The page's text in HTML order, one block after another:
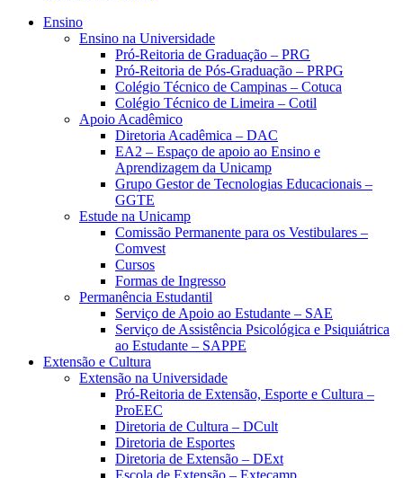
Ensino
Ensino na Universidade
Pró-Reitoria de Graduação – PRG
Pró-Reitoria de Pós-Graduação – PRPG
Colégio Técnico de Campinas – Cotuca
Colégio Técnico de Limeira – Cotil
Apoio Acadêmico
Diretoria Acadêmica – DAC
EA2 – Espaço de apoio ao Ensino e
Aprendizagem da Unicamp
Grupo Gestor de Tecnologias Educacionais –
GGTE
Estude na Unicamp
Comissão Permanente para os Vestibulares –
Comvest
Cursos
Formas de Ingresso
Permanência Estudantil
Serviço de Apoio ao Estudante – SAE
Serviço de Assistência Psicológica e Psiquiátrica
ao Estudante – SAPPE
Extensão e Cultura
Extensão na Universidade
Pró-Reitoria de Extensão, Esporte e Cultura –
ProEEC
Diretoria de Cultura – DCult
Diretoria de Esportes
Diretoria de Extensão – DExt
Escola de Extensão – Extecamp